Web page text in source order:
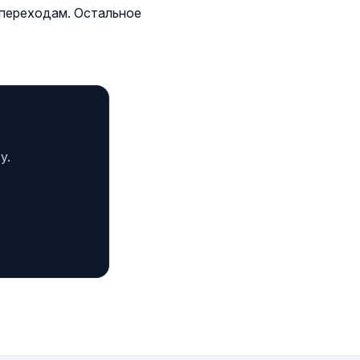
Остальное